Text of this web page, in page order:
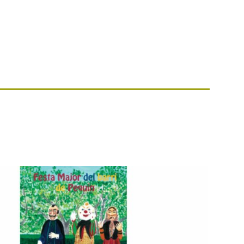
Festa Major del barri de